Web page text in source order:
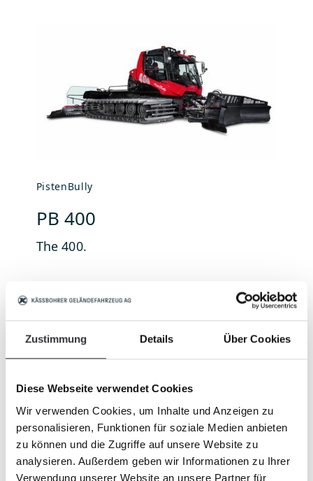
Zustimmung Details Über Cookies
Diese Webseite verwendet Cookies
Wir verwenden Cookies, um Inhalte und Anzeigen zu
personalisieren, Funktionen für soziale Medien anbieten
zu können und die Zugriffe auf unsere Website zu
analysieren. Außerdem geben wir Informationen zu Ihrer
Verwendung unserer Website an unsere Partner für
PistenBully
PB 400
The 400.